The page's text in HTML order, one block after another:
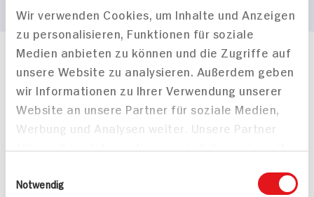
Wir verwenden Cookies, um Inhalte und Anzeigen
zu personalisieren, Funktionen für soziale
Medien anbieten zu können und die Zugriffe auf
unsere Website zu analysieren. Außerdem geben
wir Informationen zu Ihrer Verwendung unserer
Website an unsere Partner für soziale Medien,
Werbung und Analysen weiter. Unsere Partner
bereitgestellt haben oder die sie im Rahmen
Notwendig
Mehr Informationen in unserem FAQ
kontakt
hit.de
Wir beantworten gerne Ihre Fragen
(0228) 42967 0
Folgen Sie uns auf TikTok